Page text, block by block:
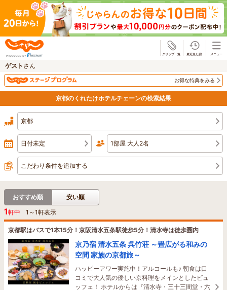
ゲスト さん
お得な特典をみる
京都のくれたけホテルチェーンの検索結果
京都
日付未定 1部屋 大人2名
こだわり条件を追加する
おすすめ順 安い順
1軒中 1 ～1軒表示
京都駅はバスで1本15分！京阪清水五条駅徒歩5分！清水寺は徒歩圏内
京乃宿 清水五条 呉竹荘 ～畳広がる和みの
空間 家族の京都旅～
ハッピーアワー実施中！アルコールも♪ 朝食は口
コミで大人気の優しい京料理をメインとしたビュ
ッフェ！ ホテルからは『清水寺・三十三間堂・六